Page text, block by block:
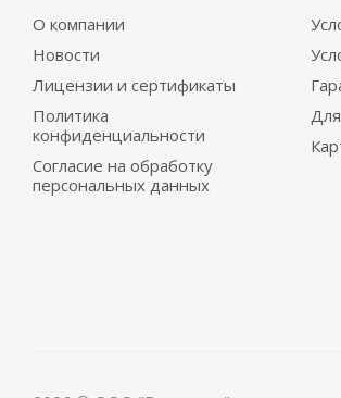
О компании
Новости
Лицензии и сертификаты
Политика
конфиденциальности
Согласие на обработку
персональных данных